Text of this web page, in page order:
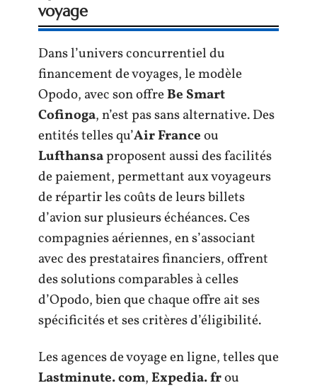
voyage
Dans l’univers concurrentiel du
financement de voyages, le modèle
Opodo, avec son offreBe Smart
Cofinoga, n’est pas sans alternative. Des
entités telles qu’Air Franceou
Lufthansaproposent aussi des facilités
de paiement, permettant aux voyageurs
de répartir les coûts de leurs billets
d’avion sur plusieurs échéances. Ces
compagnies aériennes, en s’associant
avec des prestataires financiers, offrent
des solutions comparables à celles
d’Opodo, bien que chaque offre ait ses
spécificités et ses critères d’éligibilité.
Les agences de voyage en ligne, telles que
Lastminute. com,Expedia. frou